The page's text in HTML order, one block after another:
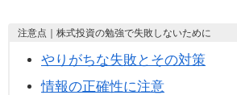
注意点｜株式投資の勉強で失敗しないために
やりがちな失敗とその対策
情報の正確性に注意